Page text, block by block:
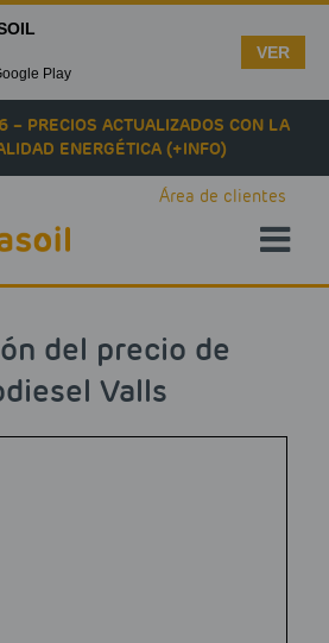
– PRECIOS ACTUALIZADOS CON LA
ENERGÉTICA (+INFO)
Área de clientes
del precio de
Valls
Play
VER